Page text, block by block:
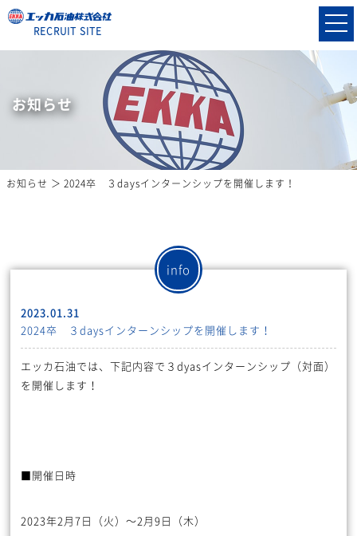
RECRUIT SITE
お知らせ
お知らせ 2024卒 ３daysインターンシップを開催します！
info
2023.01.31
2024卒 ３daysインターンシップを開催します！
エッカ石油では、下記内容で３dyasインターンシップ（対面）
を開催します！
■開催日時
2023年2月7日（火）～2月9日（木）